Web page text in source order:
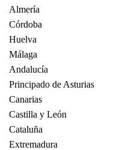
Almería
Córdoba
Huelva
Málaga
Andalucía
Principado de Asturias
Canarias
Castilla y León
Cataluña
Extremadura